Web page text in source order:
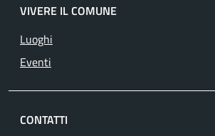
VIVERE IL COMUNE
Luoghi
Eventi
CONTATTI